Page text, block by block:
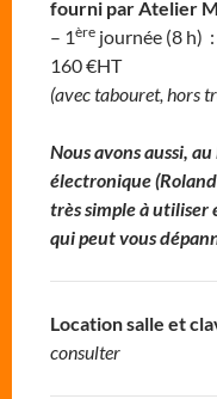
fourni par Atelier
– 1ère journée (8
160 €HT
(avec tabouret, hors
Nous avons aussi,
électronique
très simple à utiliser
qui peut vous
Location salle et
consulter